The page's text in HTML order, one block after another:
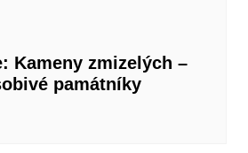
Kameny zmizelých –
památníky